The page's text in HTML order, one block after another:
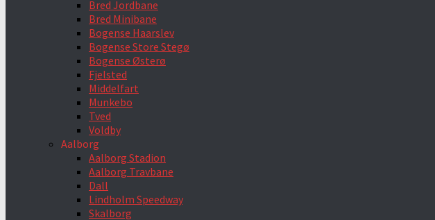
Bred Jordbane
Bred Minibane
Bogense Haarslev
Bogense Store Stegø
Bogense Østerø
Fjelsted
Middelfart
Munkebo
Tved
Voldby
Aalborg
Aalborg Stadion
Aalborg Travbane
Dall
Lindholm Speedway
Skalborg